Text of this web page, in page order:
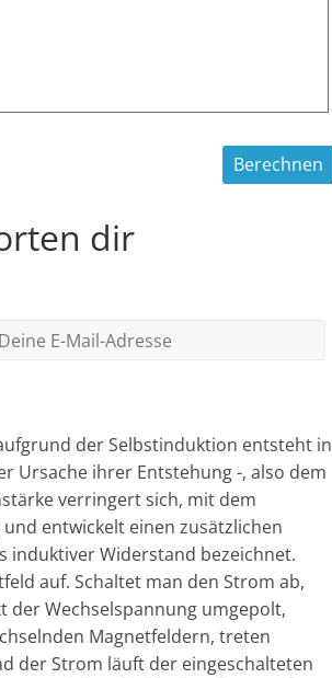
dir
der Selbstinduktion entsteht in
Ursache ihrer Entstehung -, also dem
verringert sich, mit dem
entwickelt einen zusätzlichen
induktiver Widerstand bezeichnet.
auf. Schaltet man den Strom ab,
der Wechselspannung umgepolt,
Magnetfeldern, treten
der Strom läuft der eingeschalteten